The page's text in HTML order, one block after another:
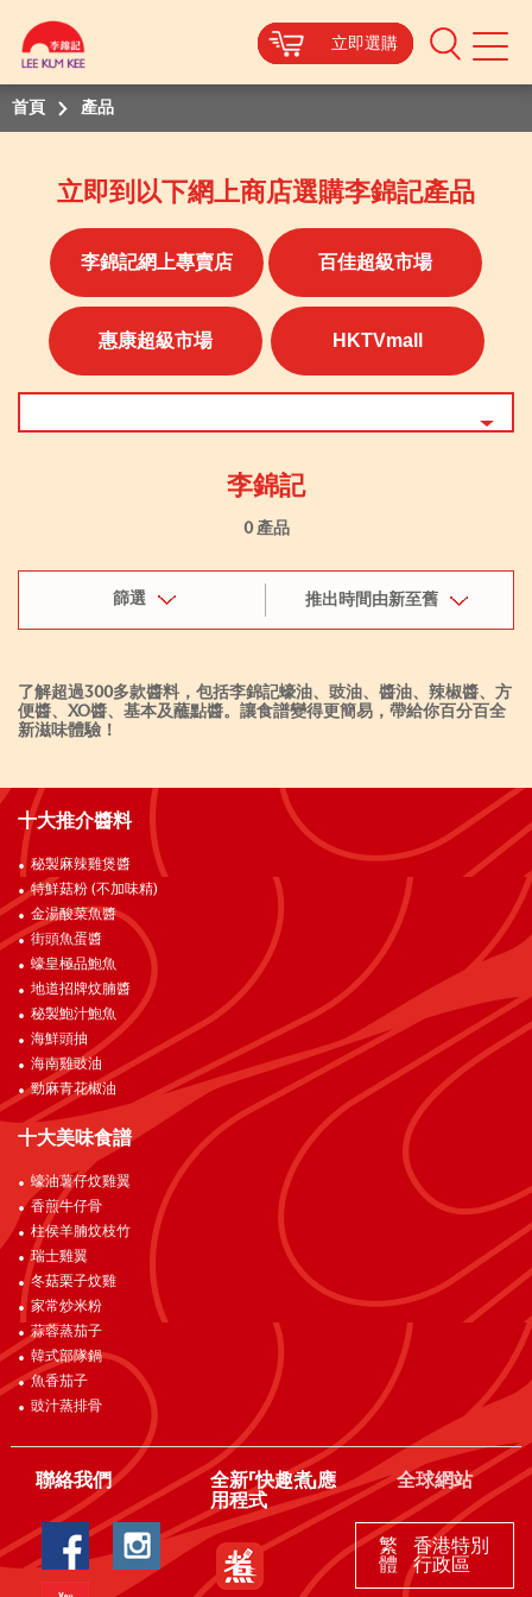
立即選購
Mobile
立即選購
立即選購
立即選購
首頁 產品
立即到以下網上商店選購李錦記產品
李錦記網上專賣店 百佳超級市場
惠康超級市場 HKTVmall
李錦記
0 產品
篩選 推出時間由新至舊
了解超過300多款醬料，包括李錦記蠔油、豉油、醬油、辣椒醬、方
便醬、XO醬、基本及蘸點醬。讓食譜變得更簡易，帶給你百分百全
新滋味體驗！
十大推介醬料
秘製麻辣雞煲醬
特鮮菇粉 (不加味精)
金湯酸菜魚醬
街頭魚蛋醬
蠔皇極品鮑魚
地道招牌炆腩醬
秘製鮑汁鮑魚
海鮮頭抽
海南雞豉油
勁麻青花椒油
十大美味食譜
蠔油薯仔炆雞翼
香煎牛仔骨
柱侯羊腩炆枝竹
瑞士雞翼
冬菇栗子炆雞
家常炒米粉
蒜蓉蒸茄子
韓式部隊鍋
魚香茄子
豉汁蒸排骨
聯絡我們
全新「快趣煮」應
用程式
全球網站
繁
體
香港特別
行政區